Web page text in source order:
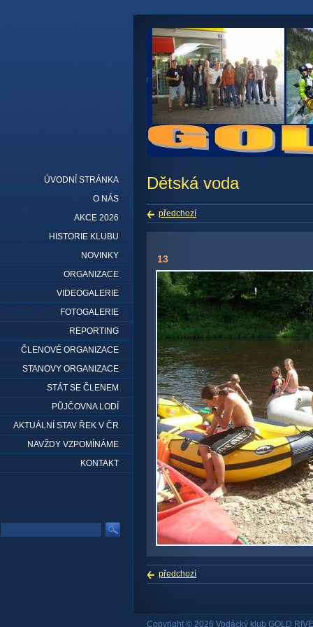
Dětská voda
předchozí
13
předchozí
ÚVODNÍ STRÁNKA
O NÁS
AKCE 2026
HISTORIE KLUBU
NOVINKY
ORGANIZACE
VIDEOGALERIE
FOTOGALERIE
REPORTING
ČLENOVÉ ORGANIZACE
STANOVY ORGANIZACE
STÁT SE ČLENEM
PŮJČOVNA LODÍ
AKTUÁLNÍ STAV ŘEK V ČR
NAVŽDY VZPOMÍNÁME
KONTAKT
Copyright © 2026 Vodácký klub GOLD